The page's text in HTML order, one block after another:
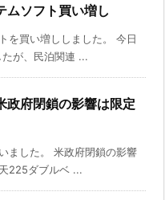
ムソフト買い増し
を買い増ししました。 今日
が、民泊関連 ...
政府閉鎖の影響は限定
ました。 米政府閉鎖の影響
225ダブルベ ...